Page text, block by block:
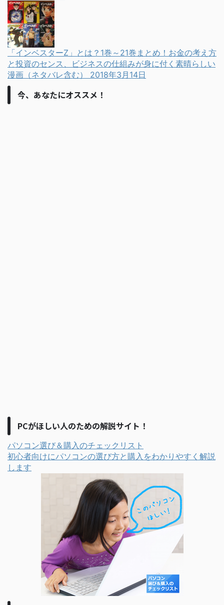
「インベスターZ」とは？1巻～21巻まとめ！お金の考え方
と投資のセンス、ビジネスの仕組みが身に付く素晴らしい
漫画（ネタバレ含む） 2018年3月14日
今、あなたにオススメ！
PCがほしい人のための解説サイト！
パソコン選び＆購入のチェックリスト
初心者向けにパソコンの選び方と購入をわかりやすく解説
します